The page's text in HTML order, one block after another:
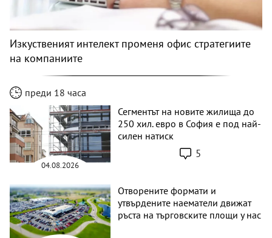
Изкуственият интелект променя офис стратегиите
на компаниите
преди 18 часа
04.08.2026
Сегментът на новите жилища до
250 хил. евро в София е под най-
силен натиск
5
Отворените формати и
утвърдените наематели движат
ръста на търговските площи у нас